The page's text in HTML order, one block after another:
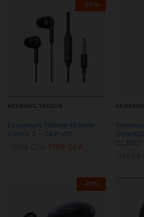
-24%
KENBANG TRÉSOR
Écouteurs filaires Oraimo
Conch 2 – OEP-E11
1709 CFA
CL30C)
-17%